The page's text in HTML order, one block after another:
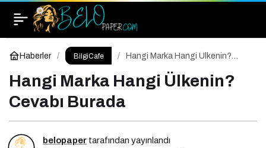
Haberler BilgiCafe
Hangi Marka Hangi Ülkenin?
Hangi Marka Hangi Ülkenin?
Cevabı Burada
belopaper tarafından yayınlandı
Hangi Marka Hangi Ülkenin? Cevabı Burada